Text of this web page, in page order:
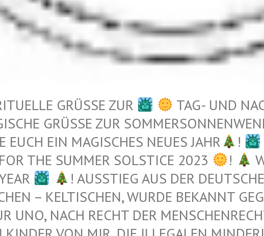
GRÜSSE ZUR TAG- UND
GRÜSSE ZUR
EUCH EIN MAGISCHES NEUES JAHR
!
THE SUMMER SOLSTICE 2023
!
! AUSSTIEG AUS DER
– KELTISCHEN, WURDE BEKANNT
UNO, NACH RECHT DER